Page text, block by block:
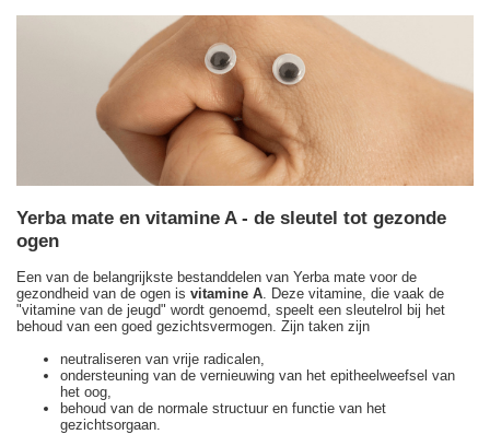
Yerba mate en vitamine A - de sleutel tot gezonde
ogen
Een van de belangrijkste bestanddelen van Yerba mate voor de
gezondheid van de ogen is vitamine A. Deze vitamine, die vaak de
"vitamine van de jeugd" wordt genoemd, speelt een sleutelrol bij het
behoud van een goed gezichtsvermogen. Zijn taken zijn
neutraliseren van vrije radicalen,
ondersteuning van de vernieuwing van het epitheelweefsel van
het oog,
behoud van de normale structuur en functie van het
gezichtsorgaan.